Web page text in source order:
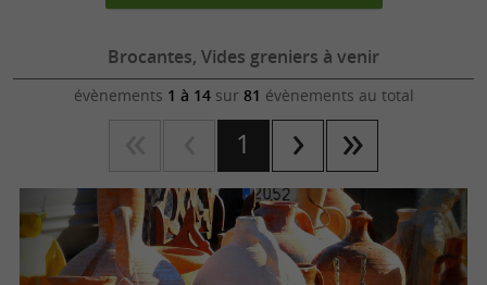
Brocantes, Vides greniers à venir
évènements 1 à 14sur 81 évènements au total
1